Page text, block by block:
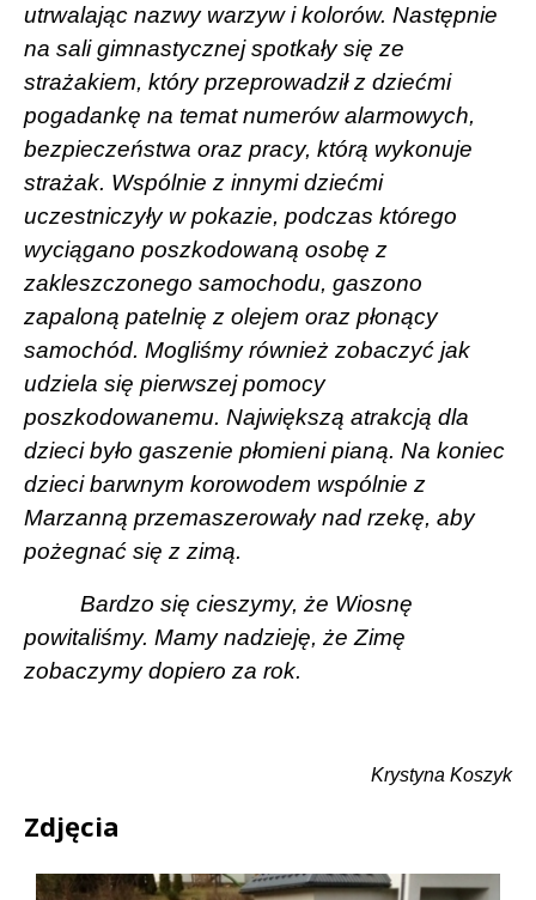
utrwalając nazwy warzyw i kolorów. Następnie
na sali gimnastycznej spotkały się ze
strażakiem, który przeprowadził z dziećmi
pogadankę na temat numerów alarmowych,
bezpieczeństwa oraz pracy, którą wykonuje
strażak. Wspólnie z innymi dziećmi
uczestniczyły w pokazie, podczas którego
wyciągano poszkodowaną osobę z
zakleszczonego samochodu, gaszono
zapaloną patelnię z olejem oraz płonący
samochód. Mogliśmy również zobaczyć jak
udziela się pierwszej pomocy
poszkodowanemu. Największą atrakcją dla
dzieci było gaszenie płomieni pianą. Na koniec
dzieci barwnym korowodem wspólnie z
Marzanną przemaszerowały nad rzekę, aby
pożegnać się z zimą.
Bardzo się cieszymy, że Wiosnę
powitaliśmy. Mamy nadzieję, że Zimę
zobaczymy dopiero za rok.
Krystyna Koszyk
Zdjęcia